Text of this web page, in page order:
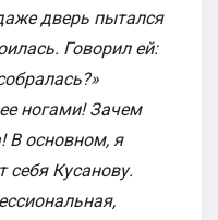
дверь пытался
Говорил ей:
ногами! Зачем
В основном, я
Кусанову.